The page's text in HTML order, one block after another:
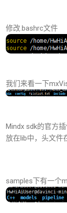
修改.bashrc文件
我们来看一下
Mindx sdk的官方
放在lib中，头文件
samples下有一个